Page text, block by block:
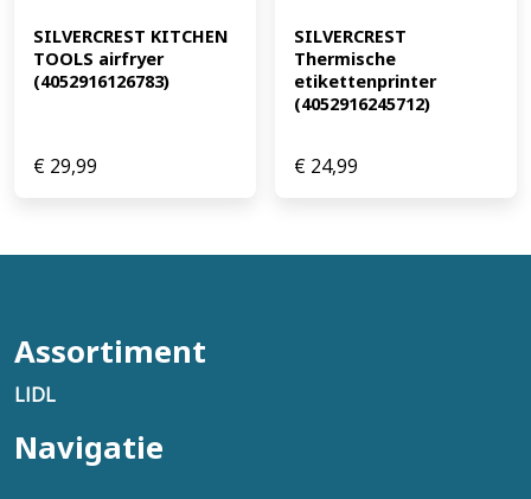
SILVERCREST KITCHEN
TOOLS airfryer
(4052916126783)
€ 29,99
SILVERCREST
Thermische
etikettenprinter
(4052916245712)
€ 24,99
Assortiment
LIDL
Navigatie